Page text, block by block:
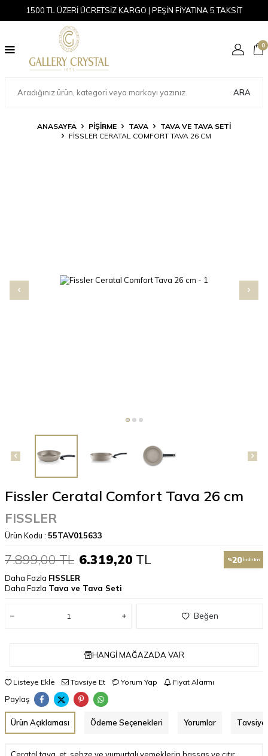
1500 TL ÜZERİ ÜCRETSİZ KARGO | PEŞİN FİYATINA 5 TAKSİT
ARA
0
ANASAYFA PİŞİRME TAVA
TAVA VE TAVA SETI
FISSLER CERATAL COMFORT TAVA 26 CM
Fissler Ceratal Comfort Tava 26 cm
FISSLER
Ürün Kodu : 55TAV015633
7.899,00TL 6.319,20 TL %20İndirim
Daha Fazla FISSLER
Daha Fazla Tava ve Tava Seti
Beğen
HANGI MAĞAZADA VAR
Listeye Ekle Tavsiye Et Yorum Yap Fiyat Alarmı
Paylaş
Ürün Açıklaması Ödeme Seçenekleri Yorumlar Tavsiye